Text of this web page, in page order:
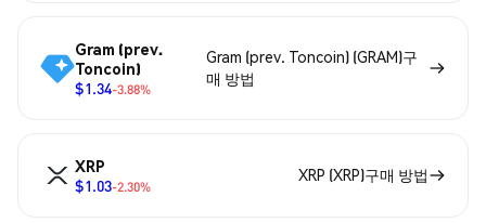
Gram (prev.
Toncoin)
$1.34-3.88%
Gram (prev. Toncoin) (GRAM)구
매 방법
XRP
$1.03-2.30%
XRP (XRP)구매 방법